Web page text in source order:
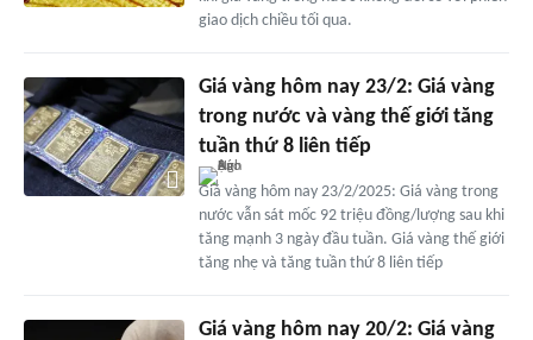
giao dịch chiều tối qua.
Giá vàng hôm nay 23/2: Giá vàng
trong nước và vàng thế giới tăng
tuần thứ 8 liên tiếp
Giá vàng hôm nay 23/2/2025: Giá vàng trong
nước vẫn sát mốc 92 triệu đồng/lượng sau khi
tăng mạnh 3 ngày đầu tuần. Giá vàng thế giới
tăng nhẹ và tăng tuần thứ 8 liên tiếp
Giá vàng hôm nay 20/2: Giá vàng